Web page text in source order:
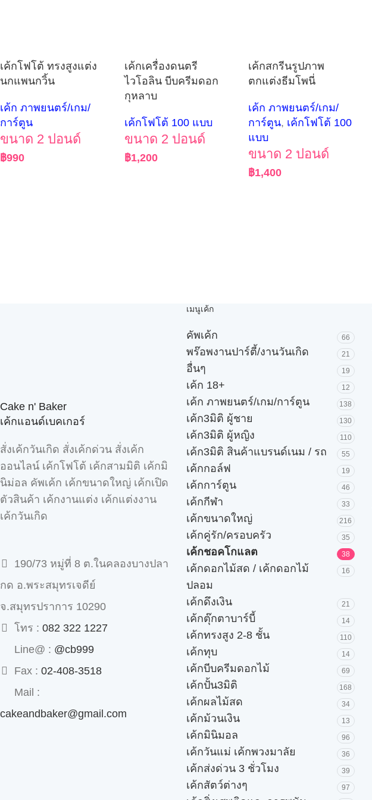
เค้กโฟโต้ ทรงสูงแต่ง
นกแพนกวิ้น
เค้ก ภาพยนตร์/เกม/
การ์ตูน
ขนาด 2 ปอนด์
฿990
เค้กเครื่องดนตรี
ไวโอลิน บีบครีมดอก
กุหลาบ
เค้กโฟโต้ 100 แบบ
ขนาด 2 ปอนด์
฿1,200
เค้กสกรีนรูปภาพ
ตกแต่งธีมโพนี่
เค้ก ภาพยนตร์/เกม/
การ์ตูน, เค้กโฟโต้ 100
แบบ
ขนาด 2 ปอนด์
฿1,400
Cake n' Baker
เค้กแอนด์เบคเกอร์
สั่งเค้กวันเกิด สั่งเค้กด่วน สั่งเค้ก
ออนไลน์ เค้กโฟโต้ เค้กสามมิติ เค้กมิ
นิม่อล คัพเค้ก เค้กขนาดใหญ่ เค้กเปิด
ตัวสินค้า เค้กงานแต่ง เค้กแต่งงาน
เค้กวันเกิด
190/73 หมู่ที่ 8 ต.ในคลองบางปลา
กด อ.พระสมุทรเจดีย์
จ.สมุทรปราการ 10290
โทร : 082 322 1227
Line@ : @cb999
Fax : 02-408-3518
Mail :
cakeandbaker@gmail.com
เมนูเค้ก
คัพเค้ก 66
พร๊อพงานปาร์ตี้/งานวันเกิด 21
อื่นๆ 19
เค้ก 18+ 12
เค้ก ภาพยนตร์/เกม/การ์ตูน 138
เค้ก3มิติ ผู้ชาย 130
เค้ก3มิติ ผู้หญิง 110
เค้ก3มิติ สินค้าแบรนด์เนม / รถ 55
เค้กกอล์ฟ 19
เค้กการ์ตูน 46
เค้กกีฬา 33
เค้กขนาดใหญ่ 216
เค้กคู่รัก/ครอบครัว 35
เค้กชอคโกแลต 38
เค้กดอกไม้สด / เค้กดอกไม้
ปลอม
16
เค้กดึงเงิน 21
เค้กตุ๊กตาบาร์บี้ 14
เค้กทรงสูง 2-8 ชั้น 110
เค้กทุบ 14
เค้กบีบครีมดอกไม้ 69
เค้กปั้น3มิติ 168
เค้กผลไม้สด 34
เค้กม้วนเงิน 13
เค้กมินิมอล 96
เค้กวันแม่ เค้กพวงมาลัย 36
เค้กส่งด่วน 3 ชั่วโมง 39
เค้กสัตว์ต่างๆ 97